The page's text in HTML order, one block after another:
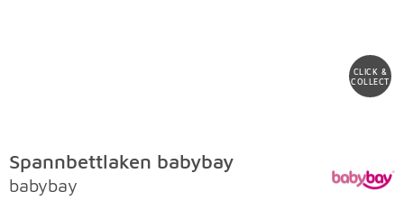
CLICK &
COLLECT
Spannbettlaken babybay
babybay